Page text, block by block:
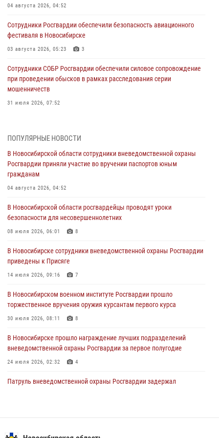
04 августа 2026, 04:52
Сотрудники Росгвардии обеспечили безопасность авиационного
фестиваля в Новосибирске
03 августа 2026, 05:23 3
Сотрудники СОБР Росгвардии обеспечили силовое сопровождение
при проведении обысков в рамках расследования серии
мошенничеств
31 июля 2026, 07:52
При силовой поддержке бойцов ОМОН и СОБР Росгвардии
пресечена деятельность группы лиц, причастных к мошенничеству
в сфере страхования
В Новосибирске сотрудниками вневедомственной охраны
Росгвардии задержан гражданин, находящийся в розыске
В Новосибирске военнослужащие отряда спецназа «Ермак»
Росгвардии провели занятия по беспарашютному десантированию
В Новосибирске военнослужащие Росгвардии почтили память детей
– жертв войны в Донбассе
ПОПУЛЯРНЫЕ НОВОСТИ
В Новосибирской области сотрудники вневедомственной охраны
Росгвардии приняли участие во вручении паспортов юным
гражданам
04 августа 2026, 04:52
В Новосибирской области росгвардейцы проводят уроки
безопасности для несовершеннолетних
08 июля 2026, 06:01 8
В Новосибирске сотрудники вневедомственной охраны Росгвардии
приведены к Присяге
14 июля 2026, 09:16 7
В Новосибирском военном институте Росгвардии прошло
торжественное вручения оружия курсантам первого курса
30 июля 2026, 08:11 8
В Новосибирске прошло награждение лучших подразделений
вневедомственной охраны Росгвардии за первое полугодие
24 июля 2026, 02:32 4
Патруль вневедомственной охраны Росгвардии задержал
Росгвардии задержаны лица, находящихся в розыске